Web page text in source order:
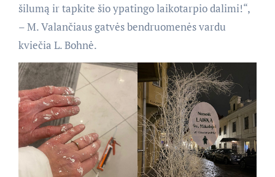
šilumą ir tapkite šio ypatingo laikotarpio dalimi!“,
– M. Valančiaus gatvės bendruomenės vardu
kviečia L. Bohnė.